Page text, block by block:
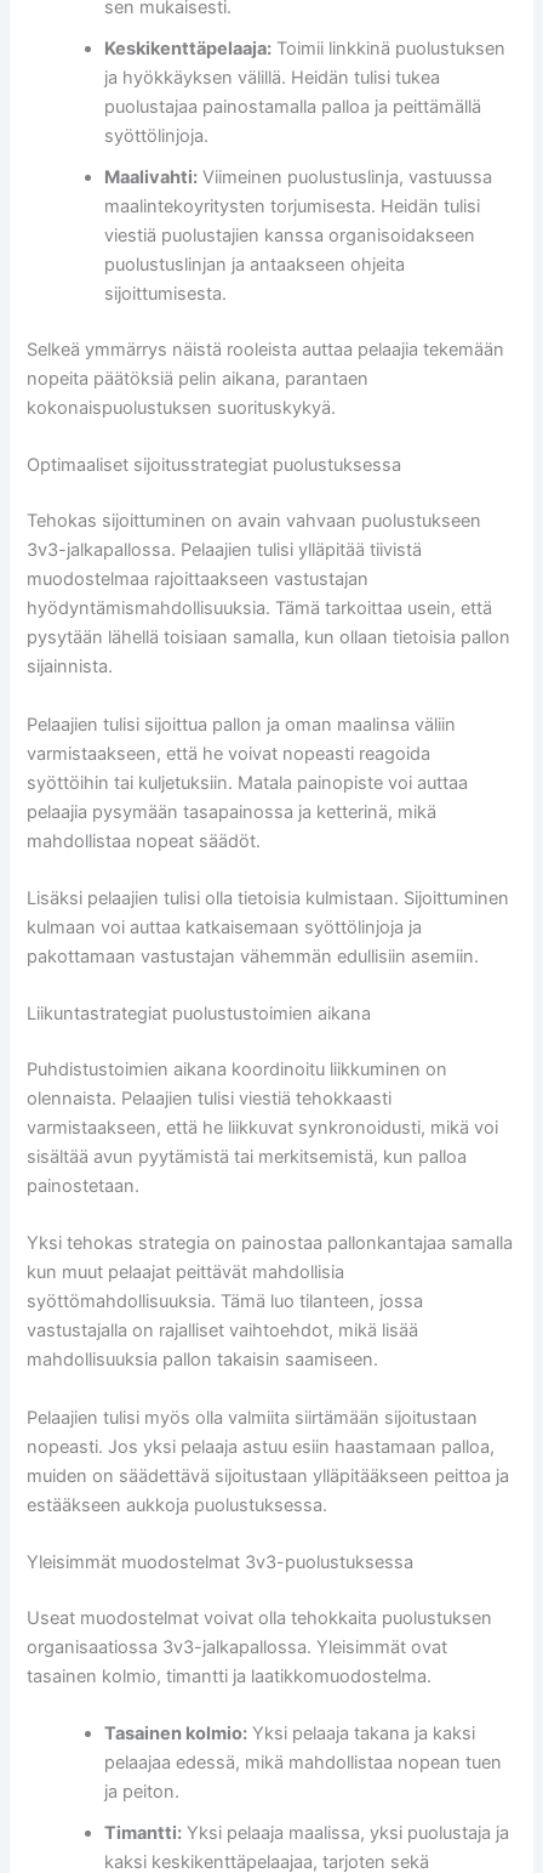
sen mukaisesti.
Keskikenttäpelaaja: Toimii linkkinä puolustuksen
ja hyökkäyksen välillä. Heidän tulisi tukea
puolustajaa painostamalla palloa ja peittämällä
syöttölinjoja.
Maalivahti: Viimeinen puolustuslinja, vastuussa
maalintekoyritysten torjumisesta. Heidän tulisi
viestiä puolustajien kanssa organisoidakseen
puolustuslinjan ja antaakseen ohjeita
sijoittumisesta.
Selkeä ymmärrys näistä rooleista auttaa pelaajia tekemään
nopeita päätöksiä pelin aikana, parantaen
kokonaispuolustuksen suorituskykyä.
Optimaaliset sijoitusstrategiat puolustuksessa
Tehokas sijoittuminen on avain vahvaan puolustukseen
3v3-jalkapallossa. Pelaajien tulisi ylläpitää tiivistä
muodostelmaa rajoittaakseen vastustajan
hyödyntämismahdollisuuksia. Tämä tarkoittaa usein, että
pysytään lähellä toisiaan samalla, kun ollaan tietoisia pallon
sijainnista.
Pelaajien tulisi sijoittua pallon ja oman maalinsa väliin
varmistaakseen, että he voivat nopeasti reagoida
syöttöihin tai kuljetuksiin. Matala painopiste voi auttaa
pelaajia pysymään tasapainossa ja ketterinä, mikä
mahdollistaa nopeat säädöt.
Lisäksi pelaajien tulisi olla tietoisia kulmistaan. Sijoittuminen
kulmaan voi auttaa katkaisemaan syöttölinjoja ja
pakottamaan vastustajan vähemmän edullisiin asemiin.
Liikuntastrategiat puolustustoimien aikana
Puhdistustoimien aikana koordinoitu liikkuminen on
olennaista. Pelaajien tulisi viestiä tehokkaasti
varmistaakseen, että he liikkuvat synkronoidusti, mikä voi
sisältää avun pyytämistä tai merkitsemistä, kun palloa
painostetaan.
Yksi tehokas strategia on painostaa pallonkantajaa samalla
kun muut pelaajat peittävät mahdollisia
syöttömahdollisuuksia. Tämä luo tilanteen, jossa
vastustajalla on rajalliset vaihtoehdot, mikä lisää
mahdollisuuksia pallon takaisin saamiseen.
Pelaajien tulisi myös olla valmiita siirtämään sijoitustaan
nopeasti. Jos yksi pelaaja astuu esiin haastamaan palloa,
muiden on säädettävä sijoitustaan ylläpitääkseen peittoa ja
estääkseen aukkoja puolustuksessa.
Yleisimmät muodostelmat 3v3-puolustuksessa
Useat muodostelmat voivat olla tehokkaita puolustuksen
organisaatiossa 3v3-jalkapallossa. Yleisimmät ovat
tasainen kolmio, timantti ja laatikkomuodostelma.
Tasainen kolmio: Yksi pelaaja takana ja kaksi
pelaajaa edessä, mikä mahdollistaa nopean tuen
ja peiton.
Timantti: Yksi pelaaja maalissa, yksi puolustaja ja
kaksi keskikenttäpelaajaa, tarjoten sekä